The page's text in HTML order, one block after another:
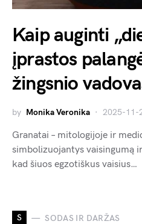
Kaip auginti
įprastos
žingsnio
by Monika Veronika 2025-11-
Granatai – mitologijoje ir
simbolizuojantys vaisingumą
kad šiuos egzotiškus vaisius…
S SODAS IR DARŽAS